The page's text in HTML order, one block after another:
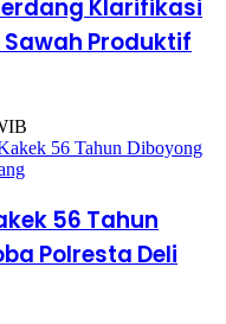
Klarifikasi
Produktif
56 Tahun
Polresta Deli